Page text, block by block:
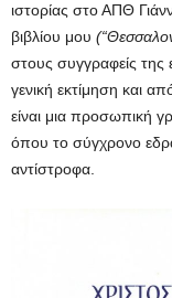
ιστορίας στο ΑΠΘ
βιβλίου μου
στους συγγραφείς της
γενική εκτίμηση και
είναι μια προσωπική
όπου το σύγχρονο
αντίστροφα.